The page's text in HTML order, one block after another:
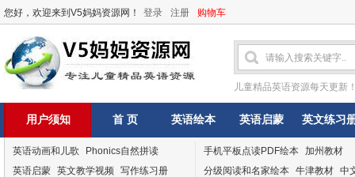
您好，欢迎来到V5妈妈资源网！ 登录 注册 购物车
儿童精品英语资源每天更新
用户须知 首 页 英语绘本 英语启蒙 英文练习
英语动画和儿歌
Phonics自然拼读
英语启蒙 英文教学视频 写作练习册
手机平板点读PDF绘本 加州教材
分级阅读和名家绘本 牛津教材 中